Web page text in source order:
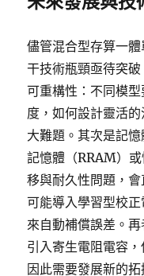
儘管混合型存算一
干技術瓶頸亟待突
可重構性：不同模
度，如何設計靈活
大難題。其次是記
記憶體（RRAM）
移與耐久性問題，
可能導入學習型校
來自動補償誤差。
引入寄生電阻電容
因此需要發展新的